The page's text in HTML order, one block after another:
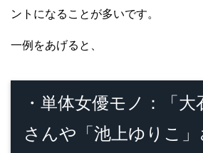
ントになることが多いです。
一例をあげると、
・単体女優モノ：「大
さんや「池上ゆりこ